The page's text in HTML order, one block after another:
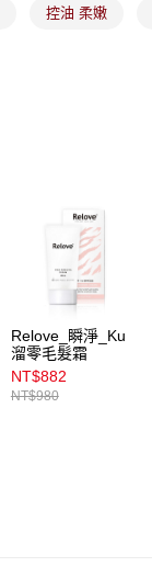
控油 柔嫩
Relove_瞬淨_Ku
溜零毛髮霜
NT$882
NT$980